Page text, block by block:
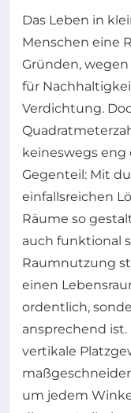
Das Leben in
Menschen eine
Gründen,
für
Verdichtung.
keineswegs eng
Gegenteil: Mit
einfallsreichen
Räume so
auch funktional
Raumnutzung
einen
ordentlich,
ansprechend
vertikale
um jedem